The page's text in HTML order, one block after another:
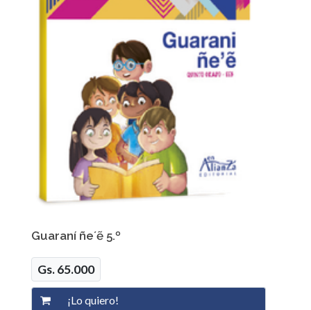
Guaraní ñe´ẽ 5.º
Gs. 65.000